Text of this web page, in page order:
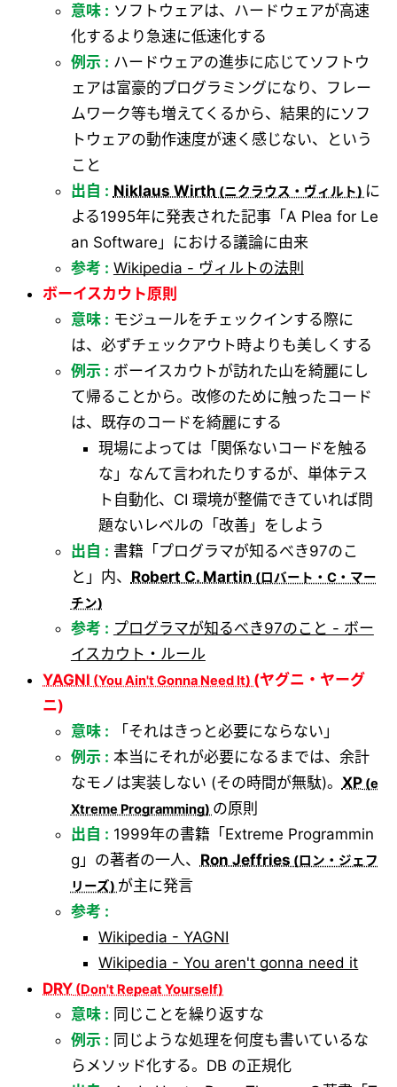
意味 : ソフトウェアは、ハードウェアが高速
化するより急速に低速化する
例示 : ハードウェアの進歩に応じてソフトウ
ェアは富豪的プログラミングになり、フレー
ムワーク等も増えてくるから、結果的にソフ
トウェアの動作速度が速く感じない、という
こと
出自 : Niklaus Wirth
に
よる1995年に発表された記事「A Plea for Le
an Software」における議論に由来
参考 : Wikipedia - ヴィルトの法則
ボーイスカウト原則
意味 : モジュールをチェックインする際に
は、必ずチェックアウト時よりも美しくする
例示 : ボーイスカウトが訪れた山を綺麗にし
て帰ることから。改修のために触ったコード
は、既存のコードを綺麗にする
現場によっては「関係ないコードを触る
な」なんて言われたりするが、単体テス
ト自動化、CI 環境が整備できていれば問
題ないレベルの「改善」をしよう
出自 : 書籍「プログラマが知るべき97のこ
と」内、 Robert C. Martin
参考 : プログラマが知るべき97のこと - ボー
イスカウト・ルール
YAGNI
(ヤグニ・ヤーグ
ニ)
意味 : 「それはきっと必要にならない」
例示 : 本当にそれが必要になるまでは、余計
なモノは実装しない (その時間が無駄)。 XP
の原則
出自 : 1999年の書籍「Extreme Programmin
g」の著者の一人、 Ron Jeffries
が主に発言
参考 :
Wikipedia - YAGNI
Wikipedia - You aren't gonna need it
DRY
意味 : 同じことを繰り返すな
例示 : 同じような処理を何度も書いているな
らメソッド化する。DB の正規化